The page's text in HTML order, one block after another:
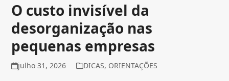
O custo invisível da
desorganização nas
pequenas empresas
julho 31, 2026 DICAS, ORIENTAÇÕES